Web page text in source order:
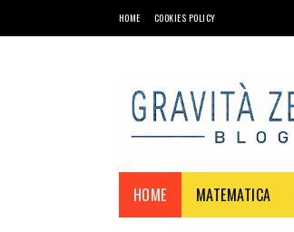
HOME COOKIES POLICY
HOME MATEMATICA